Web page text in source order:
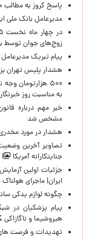
پاسخ کروز به مطالب
مدیرعامل بانک ملی
زوج‌های جوان توسط
پیام تبریک مدیرعامل
هشدار پلیس تهران
به مناسبت روز خبرنگار
خبر مهم درباره
مشخص شد
هشدار در مورد
تصاویر آخرین
جنایتکارانه آمریکا
جزئیات اولین
ایران| ماجرای هولناک خروج ۱۸۰ هزار گلوله ساچمه ای با
چگونه لوازم یدکی
پیام پزشکیان در
هیروشیما و ناگازاکی
تهدیدات و فرصت